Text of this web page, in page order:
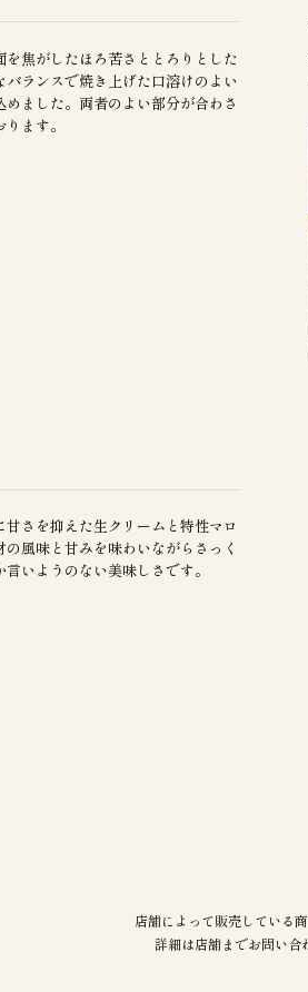
焦がしたほろ苦さととろりとした
ランスで焼き上げた口溶けのよい
ました。両者のよい部分が合わさ
ます。
さを抑えた生クリームと特性マロ
風味と甘みを味わいながらさっく
いようのない美味しさです。
店舗によって販売している
詳細は店舗までお問い合